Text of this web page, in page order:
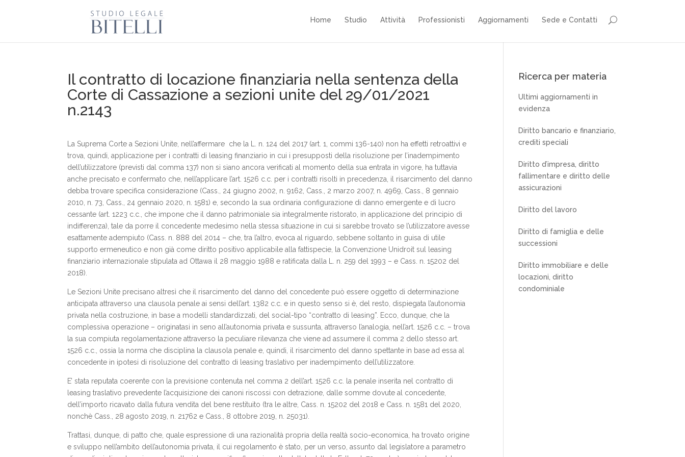
Home Studio Attività Professionisti Aggiornamenti Sede e Contatti
Il contratto di locazione finanziaria nella sentenza della
Corte di Cassazione a sezioni unite del 29/01/2021
n.2143
La Suprema Corte a Sezioni Unite, nell’affermare che la L. n. 124 del 2017 (art. 1, commi 136-140) non ha effetti retroattivi e
trova, quindi, applicazione per i contratti di leasing finanziario in cui i presupposti della risoluzione per l’inadempimento
dell’utilizzatore (previsti dal comma 137) non si siano ancora verificati al momento della sua entrata in vigore, ha tuttavia
anche precisato e confermato che, nell’applicare l’art. 1526 c.c. per i contratti risolti in precedenza, il risarcimento del danno
debba trovare specifica considerazione (Cass., 24 giugno 2002, n. 9162, Cass., 2 marzo 2007, n. 4969, Cass., 8 gennaio
2010, n. 73, Cass., 24 gennaio 2020, n. 1581) e, secondo la sua ordinaria configurazione di danno emergente e di lucro
cessante (art. 1223 c.c., che impone che il danno patrimoniale sia integralmente ristorato, in applicazione del principio di
indifferenza), tale da porre il concedente medesimo nella stessa situazione in cui si sarebbe trovato se l’utilizzatore avesse
esattamente adempiuto (Cass. n. 888 del 2014 – che, tra l’altro, evoca al riguardo, sebbene soltanto in guisa di utile
supporto ermeneutico e non già come diritto positivo applicabile alla fattispecie, la Convenzione Unidroit sul leasing
finanziario internazionale stipulata ad Ottawa il 28 maggio 1988 e ratificata dalla L. n. 259 del 1993 – e Cass. n. 15202 del
2018).
Le Sezioni Unite precisano altresì che il risarcimento del danno del concedente può essere oggetto di determinazione
anticipata attraverso una clausola penale ai sensi dell’art. 1382 c.c. e in questo senso si è, del resto, dispiegata l’autonomia
privata nella costruzione, in base a modelli standardizzati, del social-tipo “contratto di leasing”. Ecco, dunque, che la
complessiva operazione – originatasi in seno all’autonomia privata e sussunta, attraverso l’analogia, nell’art. 1526 c.c. – trova
la sua compiuta regolamentazione attraverso la peculiare rilevanza che viene ad assumere il comma 2 dello stesso art.
1526 c.c., ossia la norma che disciplina la clausola penale e, quindi, il risarcimento del danno spettante in base ad essa al
concedente in ipotesi di risoluzione del contratto di leasing traslativo per inadempimento dell’utilizzatore.
E’ stata reputata coerente con la previsione contenuta nel comma 2 dell’art. 1526 c.c. la penale inserita nel contratto di
leasing traslativo prevedente l’acquisizione dei canoni riscossi con detrazione, dalle somme dovute al concedente,
dell’importo ricavato dalla futura vendita del bene restituito (tra le altre, Cass. n. 15202 del 2018 e Cass. n. 1581 del 2020,
nonchè Cass., 28 agosto 2019, n. 21762 e Cass., 8 ottobre 2019, n. 25031).
Trattasi, dunque, di patto che, quale espressione di una razionalità propria della realtà socio-economica, ha trovato origine
e sviluppo nell’ambito dell’autonomia privata, il cui regolamento è stato, per un verso, assunto dal legislatore a parametro
Ricerca per materia
Ultimi aggiornamenti in
evidenza
Diritto bancario e finanziario,
crediti speciali
Diritto d’impresa, diritto
fallimentare e diritto delle
assicurazioni
Diritto del lavoro
Diritto di famiglia e delle
successioni
Diritto immobiliare e delle
locazioni, diritto
condominiale